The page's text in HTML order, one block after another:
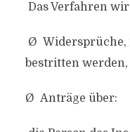
Das Verfahren
Ø Widersprüche,
bestritten werden,
Ø Anträge über: